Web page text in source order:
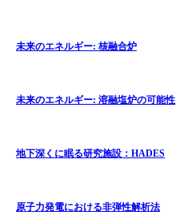
未来のエネルギー: 核融合炉
未来のエネルギー: 溶融塩炉の可能性
地下深くに眠る研究施設：HADES
原子力発電における非弾性解析法